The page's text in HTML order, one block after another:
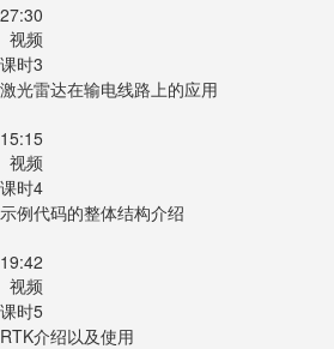
27:30
视频
课时3
激光雷达在输电线路上的应用
15:15
视频
课时4
示例代码的整体结构介绍
19:42
视频
课时5
RTK介绍以及使用